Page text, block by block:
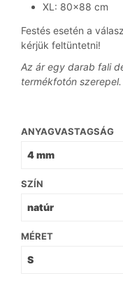
XL: 80×88 cm
Festés esetén a
kérjük feltüntetni!
Az ár egy darab fali
termékfotón szerepel.
ANYAGVASTAGSÁG
SZÍN
MÉRET